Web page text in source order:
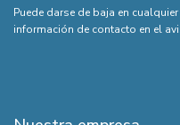
Puede darse de baja en
información de contacto en el